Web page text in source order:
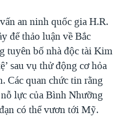
an ninh quốc gia H.R.
để thảo luận về Bắc
tuyên bố nhà độc tài Kim
sau vụ thử động cơ hỏa
Các quan chức tin rằng
lực của Bình Nhưỡng
có thể vươn tới Mỹ.